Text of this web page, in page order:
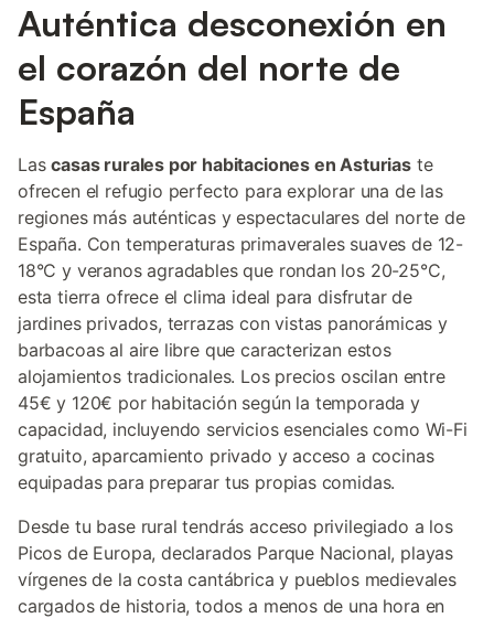
Auténtica desconexión en
el corazón del norte de
España
Lascasas rurales por habitaciones en Asturiaste
ofrecen el refugio perfecto para explorar una de las
regiones más auténticas y espectaculares del norte de
España. Con temperaturas primaverales suaves de 12-
18°C y veranos agradables que rondan los 20-25°C,
esta tierra ofrece el clima ideal para disfrutar de
jardines privados, terrazas con vistas panorámicas y
barbacoas al aire libre que caracterizan estos
alojamientos tradicionales. Los precios oscilan entre
45€ y 120€ por habitación según la temporada y
capacidad, incluyendo servicios esenciales como Wi-Fi
gratuito, aparcamiento privado y acceso a cocinas
equipadas para preparar tus propias comidas.
Desde tu base rural tendrás acceso privilegiado a los
Picos de Europa, declarados Parque Nacional, playas
vírgenes de la costa cantábrica y pueblos medievales
cargados de historia, todos a menos de una hora en